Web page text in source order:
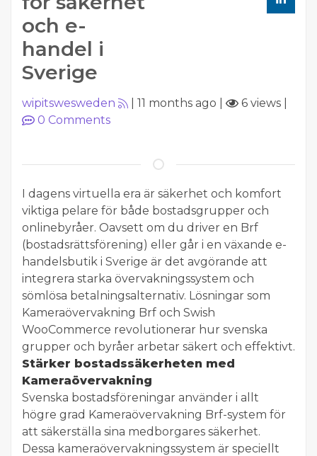
och e-
handel i
Sverige
wipitswesweden 11 months ago 6 views
0 Comments
I dagens virtuella era är säkerhet och komfort
viktiga pelare för både bostadsgrupper och
onlinebyråer. Oavsett om du driver en Brf
(bostadsrättsförening) eller går i en växande e-
handelsbutik i Sverige är det avgörande att
integrera starka övervakningssystem och
sömlösa betalningsalternativ. Lösningar som
Kameraövervakning Brf och Swish
WooCommerce revolutionerar hur svenska
grupper och byråer arbetar säkert och effektivt.
Stärker bostadssäkerheten med
Kameraövervakning
Svenska bostadsföreningar använder i allt
högre grad Kameraövervakning Brf-system för
att säkerställa sina medborgares säkerhet.
Dessa kameraövervakningssystem är speciellt